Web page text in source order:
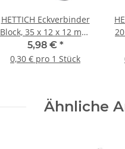
HETTICH Eckverbinder
Block, 35 x 12 x 12 mm,
Kunststoff, weiß, 20
Stück
5,98 € *
0,30 € pro 1 Stück
Ähnliche